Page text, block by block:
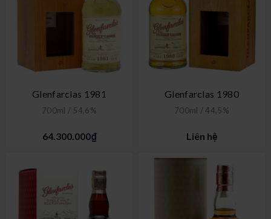
Glenfarclas 1981
700ml / 54,6%
64.300.000₫
Glenfarclas 1980
700ml / 44,5%
Liên hệ